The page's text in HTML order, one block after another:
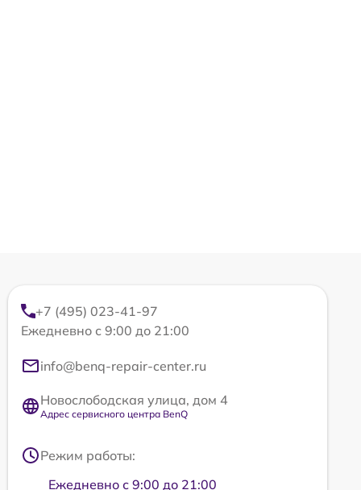
+7 (495) 023-41-97
Ежедневно с 9:00 до 21:00
info@benq-repair-center.ru
Новослободская улица, дом 4
Адрес сервисного центра BenQ
Режим работы:
Ежедневно с 9:00 до 21:00